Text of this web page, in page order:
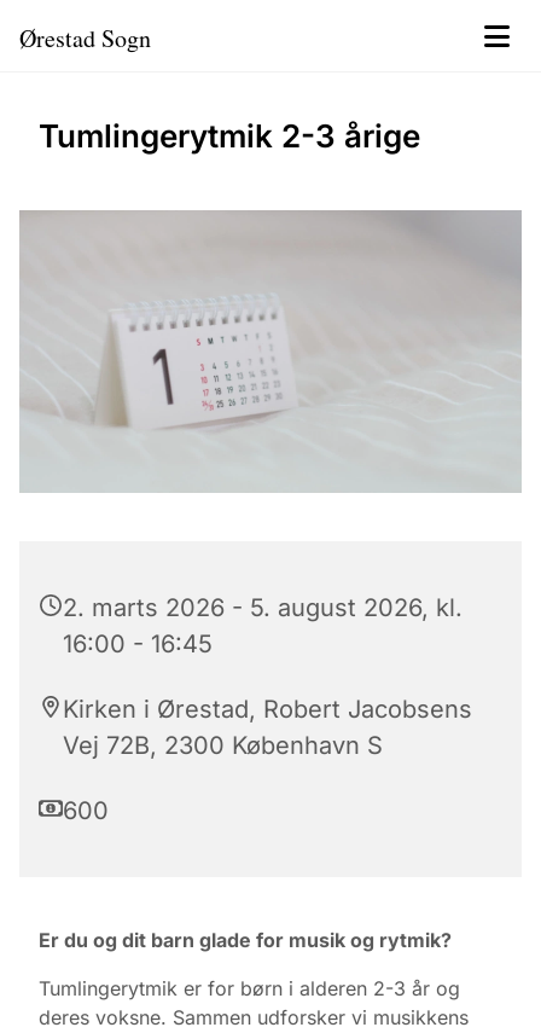
Ørestad Sogn
Tumlingerytmik 2-3 årige
2. marts 2026 - 5. august 2026, kl.
16:00 - 16:45
Kirken i Ørestad, Robert Jacobsens
Vej 72B, 2300 København S
600
Er du og dit barn glade for musik og rytmik?
Tumlingerytmik er for børn i alderen 2-3 år og
deres voksne. Sammen udforsker vi musikkens